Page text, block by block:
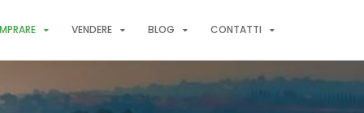
VENDERE BLOG CONTATTI